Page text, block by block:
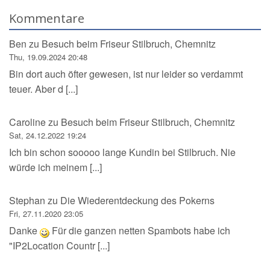
Kommentare
Ben zu Besuch beim Friseur Stilbruch, Chemnitz
Thu, 19.09.2024 20:48
Bin dort auch öfter gewesen, ist nur leider so verdammt
teuer. Aber d [...]
Carolinezu Besuch beim Friseur Stilbruch, Chemnitz
Sat, 24.12.2022 19:24
Ich bin schon sooooo lange Kundin bei Stilbruch. Nie
würde ich meinem [...]
Stephan zu Die Wiederentdeckung des Pokerns
Fri, 27.11.2020 23:05
Danke
Für die ganzen netten Spambots habe ich
"IP2Location Countr [...]